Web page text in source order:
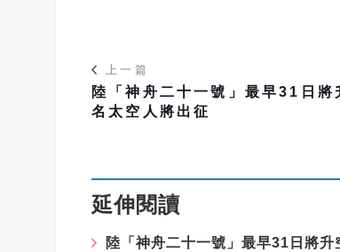
上一篇
陸「神舟二十一號」最早31日
名太空人將出征
延伸閱讀
陸「神舟二十一號」最早31日將